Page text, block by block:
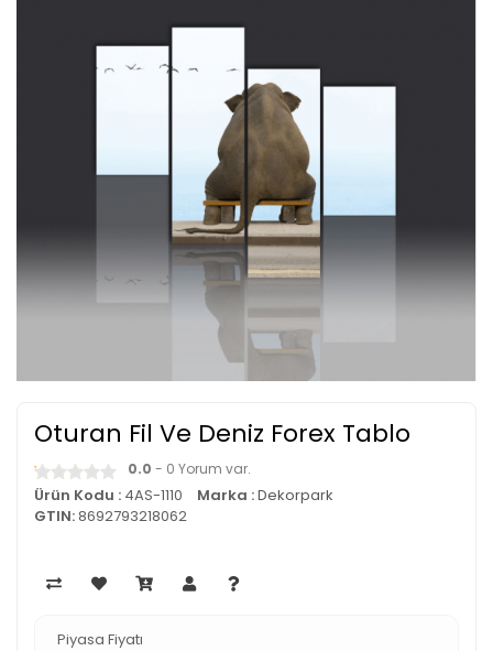
Oturan Fil Ve Deniz Forex Tablo
0.0 - 0 Yorum var.
Ürün Kodu : 4AS-1110 Marka :Dekorpark
GTIN:8692793218062
Piyasa Fiyatı